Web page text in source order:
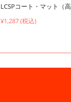
LCSPコート・マット（
¥1,287 (税込)